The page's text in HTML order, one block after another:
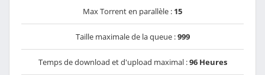
Max Torrent en parallèle : 15
Taille maximale de la queue :999
Temps de download et d'upload maximal :96 Heures